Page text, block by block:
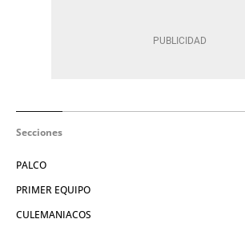
Secciones
PALCO
PRIMER EQUIPO
CULEMANIACOS